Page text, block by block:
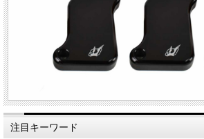
注目キーワード